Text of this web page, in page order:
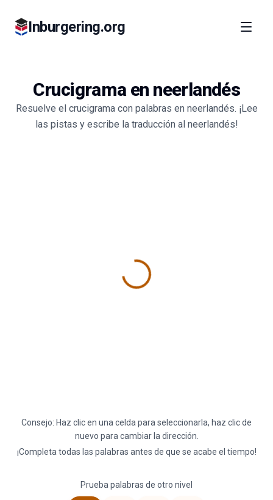
Inburgering.org
Crucigrama en neerlandés
Resuelve el crucigrama con palabras en neerlandés. ¡Lee
las pistas y escribe la traducción al neerlandés!
Consejo: Haz clic en una celda para seleccionarla, haz clic de
nuevo para cambiar la dirección.
¡Completa todas las palabras antes de que se acabe el tiempo!
Prueba palabras de otro nivel